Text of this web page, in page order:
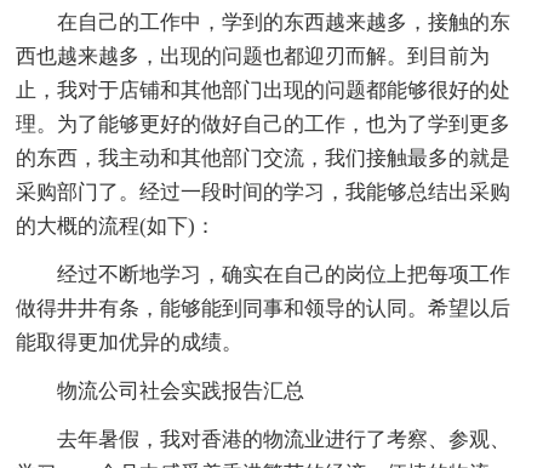
在自己的工作中，学到的东西越来越多，接触的东
西也越来越多，出现的问题也都迎刃而解。到目前为
止，我对于店铺和其他部门出现的问题都能够很好的处
理。为了能够更好的做好自己的工作，也为了学到更多
的东西，我主动和其他部门交流，我们接触最多的就是
采购部门了。经过一段时间的学习，我能够总结出采购
的大概的流程(如下)：
经过不断地学习，确实在自己的岗位上把每项工作
做得井井有条，能够能到同事和领导的认同。希望以后
能取得更加优异的成绩。
物流公司社会实践报告汇总
去年暑假，我对香港的物流业进行了考察、参观、